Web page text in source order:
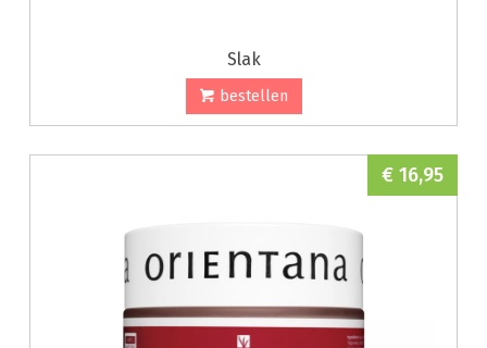
Slak
bestellen
€ 16,95